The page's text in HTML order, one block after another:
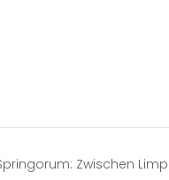
Zwischen